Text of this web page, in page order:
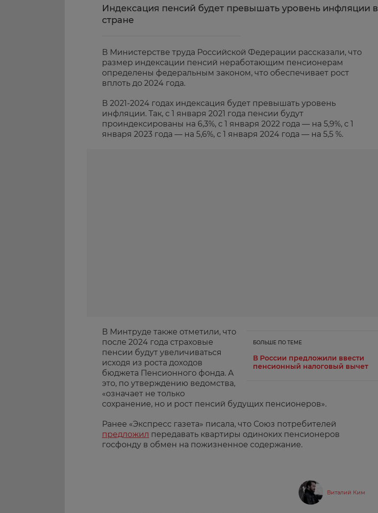
Индексация пенсий будет превышать уровень инфляции в
стране
В Министерстве труда Российской Федерации рассказали, что
размер индексации пенсий неработающим пенсионерам
определены федеральным законом, что обеспечивает рост
вплоть до 2024 года.
В 2021-2024 годах индексация будет превышать уровень
инфляции. Так, с 1 января 2021 года пенсии будут
проиндексированы на 6,3%, с 1 января 2022 года — на 5,9%, с 1
января 2023 года — на 5,6%, с 1 января 2024 года — на 5,5 %.
БОЛЬШЕ ПО ТЕМЕ
В России предложили ввести
пенсионный налоговый вычет
В Минтруде также отметили, что
после 2024 года страховые
пенсии будут увеличиваться
исходя из роста доходов
бюджета Пенсионного фонда. А
это, по утверждению ведомства,
«означает не только
сохранение, но и рост пенсий будущих пенсионеров».
Ранее «Экспресс газета» писала, что Союз потребителей
предложил передавать квартиры одиноких пенсионеров
госфонду в обмен на пожизненное содержание.
Виталий Ким